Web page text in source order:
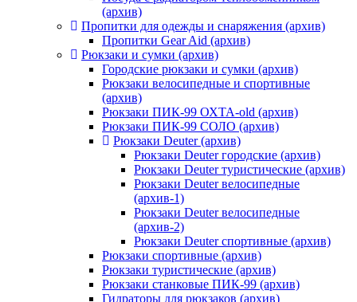
(архив)
Пропитки для одежды и снаряжения (архив)
Пропитки Gear Aid (архив)
Рюкзаки и сумки (архив)
Городские рюкзаки и сумки (архив)
Рюкзаки велосипедные и спортивные
(архив)
Рюкзаки ПИК-99 ОХТА-old (архив)
Рюкзаки ПИК-99 СОЛО (архив)
Рюкзаки Deuter (архив)
Рюкзаки Deuter городские (архив)
Рюкзаки Deuter туристические (архив)
Рюкзаки Deuter велосипедные
(архив-1)
Рюкзаки Deuter велосипедные
(архив-2)
Рюкзаки Deuter спортивные (архив)
Рюкзаки спортивные (архив)
Рюкзаки туристические (архив)
Рюкзаки станковые ПИК-99 (архив)
Гидраторы для рюкзаков (архив)